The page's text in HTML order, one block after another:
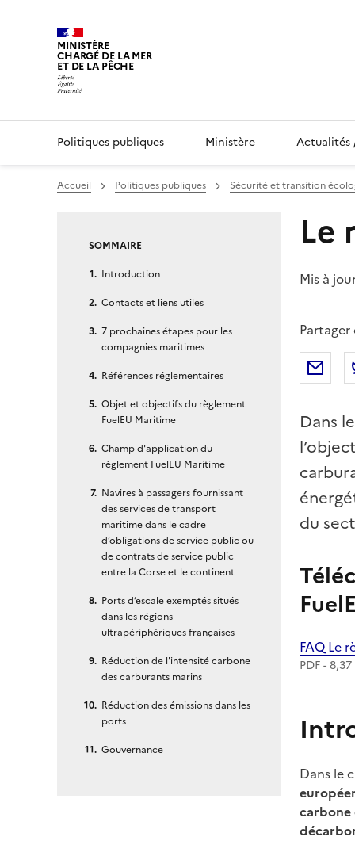
MINISTÈRE
CHARGÉ DE LA MER
ET DE LA PÊCHE
Politiques publiques Ministère Actualités
Vous êtes ici :
Accueil Politiques publiques
Sécurité et transition
SOMMAIRE
Introduction
Contacts et liens utiles
7 prochaines étapes pour les
compagnies maritimes
Références réglementaires
Objet et objectifs du règlement
FuelEU Maritime
Champ d'application du
règlement FuelEU Maritime
Navires à passagers fournissant
des services de transport
maritime dans le cadre
d’obligations de service public ou
de contrats de service public
entre la Corse et le continent
Ports d’escale exemptés situés
dans les régions
ultrapériphériques françaises
Réduction de l'intensité carbone
des carburants marins
Réduction des émissions dans les
ports
Gouvernance
Le
Mis à
Dans
du
FAQ Le
PDF -
Dans le
carbone